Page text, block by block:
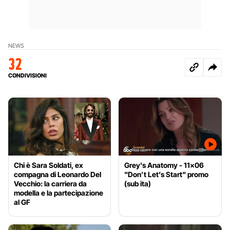
NEWS
32
CONDIVISIONI
Chi è Sara Soldati, ex
compagna di Leonardo Del
Vecchio: la carriera da
modella e la partecipazione
al GF
Grey's Anatomy - 11x06
"Don’t Let’s Start" promo
(sub ita)